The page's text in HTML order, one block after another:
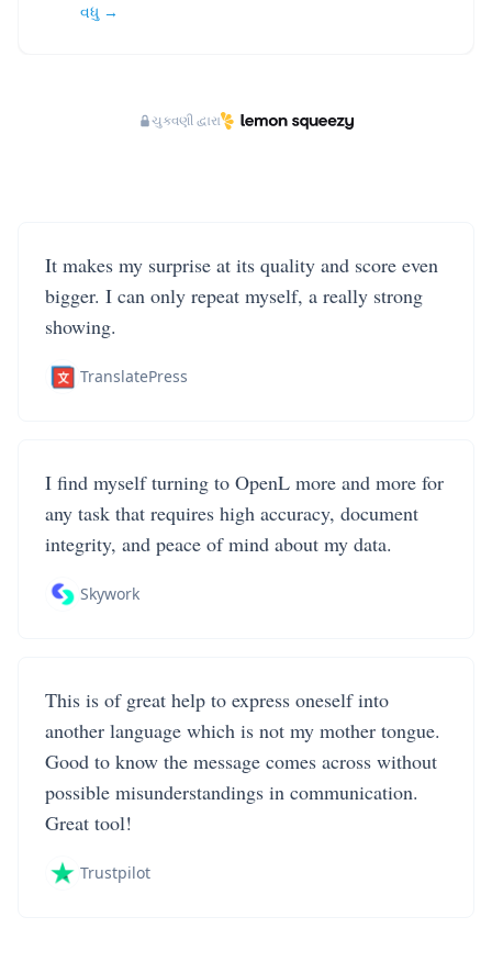
વધુ →
ચુકવણી દ્વારા
It makes my surprise at its quality and score even
bigger. I can only repeat myself, a really strong
showing.
TranslatePress
I find myself turning to OpenL more and more for
any task that requires high accuracy, document
integrity, and peace of mind about my data.
Skywork
This is of great help to express oneself into
another language which is not my mother tongue.
Good to know the message comes across without
possible misunderstandings in communication.
Great tool!
Trustpilot